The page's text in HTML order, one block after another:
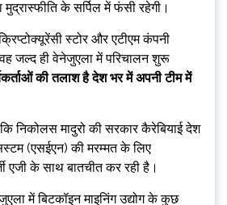
के सर्पिल में फंसी रहेगी।
स्टोर और एटीएम कंपनी
जल्द ही वेनेजुएला में परिचालन शुरू
की तलाश हैदेश भर में अपनी टीम में
निकोलस मादुरो की सरकार कैरेबियाई देश
(एसईएन) की मरम्मत के लिए
एजी के साथ बातचीत कर रही है।
में बिटकॉइन माइनिंग उद्योग के कुछ